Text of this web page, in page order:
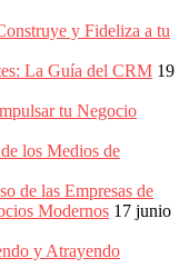
y Fideliza a tu
La Guía del CRM 19
tu Negocio
los Medios de
de las Empresas de
Modernos 17 junio
y Atrayendo